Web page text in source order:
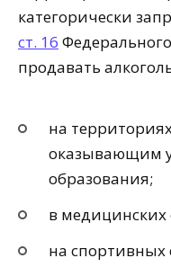
категорически
ст. 16
продавать
на
оказывающим
образования;
в медицинских
на спортивных